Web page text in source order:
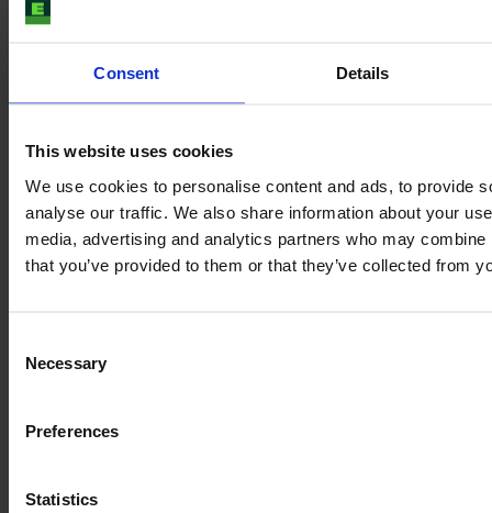
Consent Details
This website uses cookies
We use cookies to personalise content and ads, to provide
analyse our traffic. We also share information about your
media, advertising and analytics partners who may
that you’ve provided to them or that they’ve collected from
Selection
Necessary
Preferences
Statistics
Año Caballos de fuerza
113.000 €
IVA excl.